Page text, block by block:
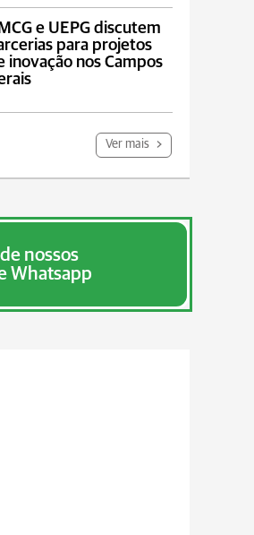
e UEPG discutem
para projetos
inovação nos Campos
Ver mais
nossos
Whatsapp